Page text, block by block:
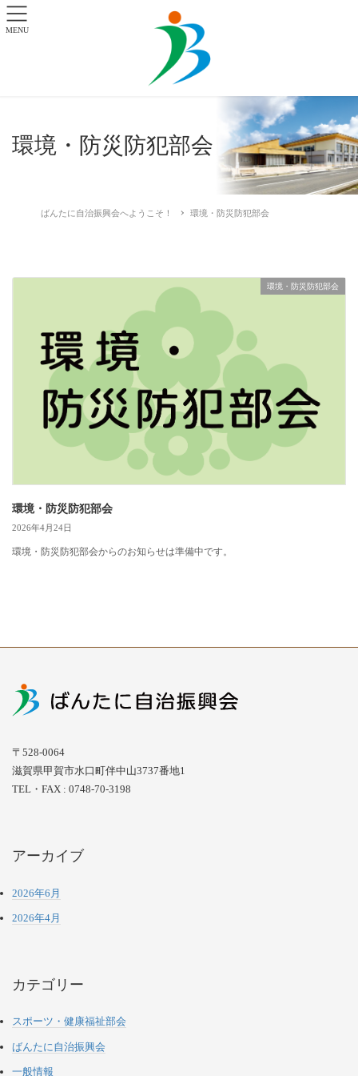
環境・防災防犯部会
ばんたに自治振興会へようこそ！ 環境・防災防犯部会
環境・防災防犯部会
環境・防災防犯部会
2026年4月24日
環境・防災防犯部会からのお知らせは準備中です。
〒528-0064
滋賀県甲賀市水口町伴中山3737番地1
TEL・FAX : 0748-70-3198
アーカイブ
2026年6月
2026年4月
カテゴリー
スポーツ・健康福祉部会
ばんたに自治振興会
一般情報
MENU